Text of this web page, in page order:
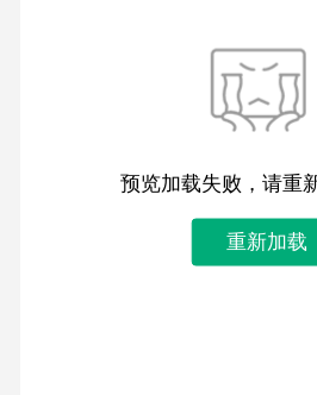
预览加载失败，请重
重新加载